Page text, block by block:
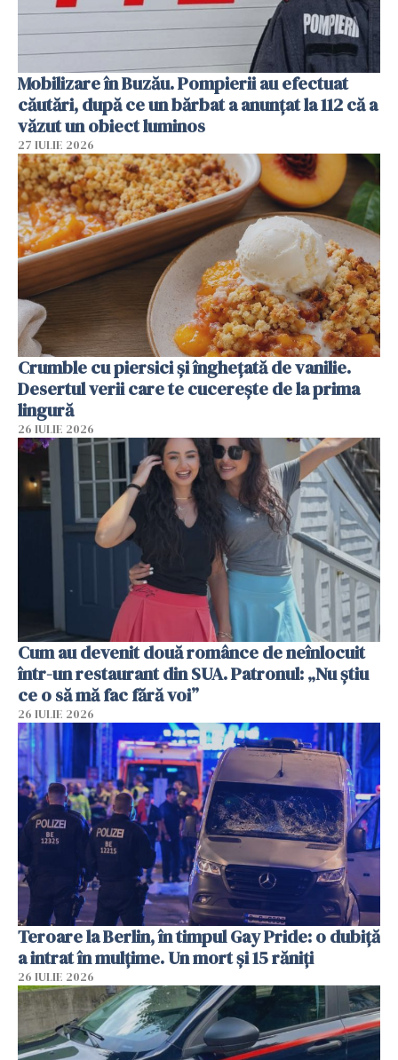
Mobilizare în Buzău. Pompierii au efectuat
căutări, după ce un bărbat a anunțat la 112 că a
văzut un obiect luminos
27 IULIE 2026
Crumble cu piersici și înghețată de vanilie.
Desertul verii care te cucerește de la prima
lingură
26 IULIE 2026
Cum au devenit două românce de neînlocuit
într-un restaurant din SUA. Patronul: „Nu știu
ce o să mă fac fără voi”
26 IULIE 2026
Teroare la Berlin, în timpul Gay Pride: o dubiță
a intrat în mulțime. Un mort și 15 răniți
26 IULIE 2026